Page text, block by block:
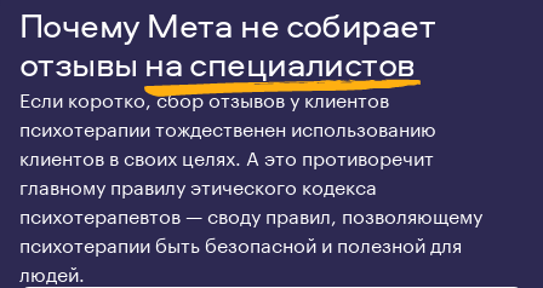
Почему Мета не собирает
отзывы на специалистов
Если коротко, сбор отзывов у клиентов
психотерапии тождественен использованию
клиентов в своих целях. А это противоречит
главному правилу этического кодекса
психотерапевтов — своду правил, позволяющему
психотерапии быть безопасной и полезной для
людей.